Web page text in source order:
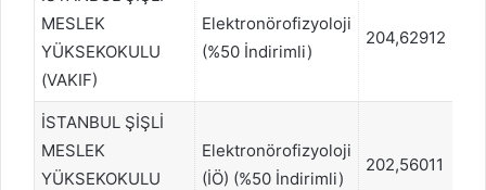
MESLEK
YÜKSEKOKULU
(VAKIF)
Elektronörofizyoloji
(%50 İndirimli)
204,62912
İSTANBUL ŞİŞLİ
MESLEK
YÜKSEKOKULU
Elektronörofizyoloji
(İÖ) (%50 İndirimli)
202,56011